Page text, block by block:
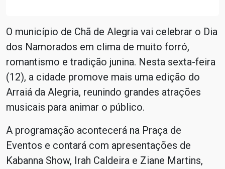
O município de Chã de Alegria vai celebrar o Dia
dos Namorados em clima de muito forró,
romantismo e tradição junina. Nesta sexta-feira
(12), a cidade promove mais uma edição do
Arraiá da Alegria, reunindo grandes atrações
musicais para animar o público.
A programação acontecerá na Praça de
Eventos e contará com apresentações de
Kabanna Show, Irah Caldeira e Ziane Martins,